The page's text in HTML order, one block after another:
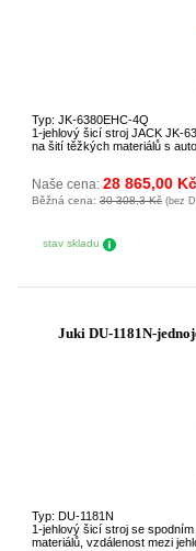
Typ: JK-6380EHC-4Q
1-jehlový šicí stroj JACK JK-
na šití těžkých materiálů s
Naše cena: 28 865,00 Kč
Běžná cena: 30 308,3 Kč (bez
stav skladu
Juki DU-1181N-
Typ: DU-1181N
1-jehlový šicí stroj se
materiálů, vzdálenost mezi